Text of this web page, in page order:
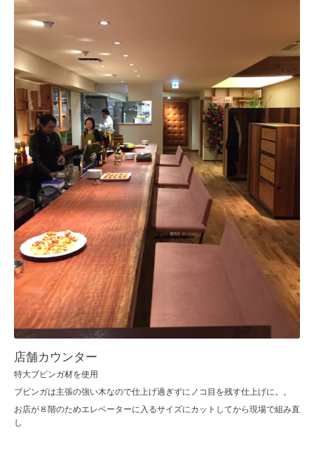
店舗カウンター
特大ブビンガ材を使用
ブビンガは主張の強い木なので仕上げ過ぎずにノコ目を残す仕上げに。。
お店が８階のためエレベーターに入るサイズにカットしてから現場で組み直
し